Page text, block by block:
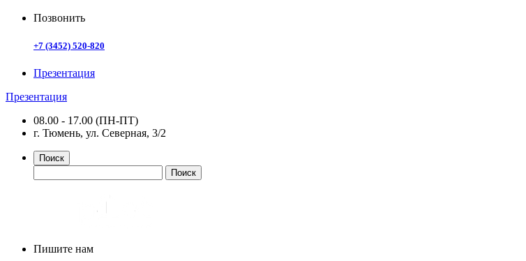
Позвонить
+7 (3452) 520-820
Презентация
Презентация
08.00 - 17.00 (ПН-ПТ)
г. Тюмень, ул. Северная, 3/2
Поиск
Пишите нам